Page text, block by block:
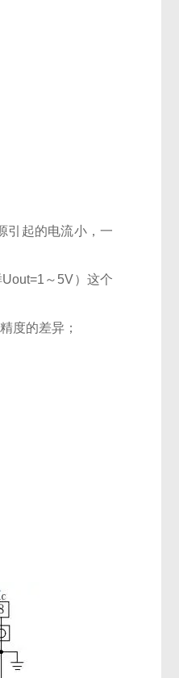
引起的电流小，一
～5V）这个
度的差异；